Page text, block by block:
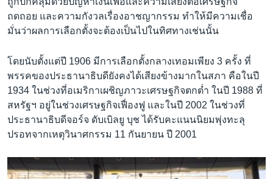
ถดถอย และความกังวลเรื่องอาชญากรรม ทำให้มีความเชื่อ
มั่นว่าผลการเลือกตั้งจะต้องเป็นไปในทิศทางเช่นนั้น
โดยนับตั้งแต่ปี 1906 มีการเลือกตั้งกลางเทอมเพียง 3 ครั้ง ที่
พรรคของประธานาธิบดียังคงได้เสียงข้างมากในสภา คือในปี
1934 ในช่วงที่อเมริกาเผชิญภาวะเศรษฐกิจตกต่ำ ในปี 1988 ที่
สหรัฐฯ อยู่ในช่วงเศรษฐกิจเฟื่องฟู และในปี 2002 ในช่วงที่
ประธานาธิบดีจอร์จ ดับเบิลยู บุช ได้รับคะแนนนิยมพุ่งทะลุ
ปรอทจากเหตุวินาศกรรม 11 กันยายน ปี 2001